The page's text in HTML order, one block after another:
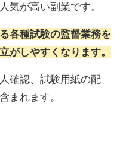
気が高い副業です。
各種試験の監督業務を
がしやすくなります。
確認、試験用紙の配
まれます。